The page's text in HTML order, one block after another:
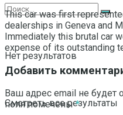
Нет результатов
Смотреть все результаты
This car was first
dealerships in Geneva and
Immediately this brutal car
expense of its outstanding
Добавить
Ваш адрес email не будет
поля помечены*